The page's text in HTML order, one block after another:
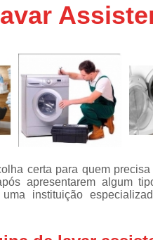
Assistencia Tecnica
Assistencia
Electrolux
certa para quem
apresentarem algum
instituição